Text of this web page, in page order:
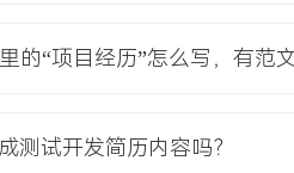
Requests技术栈，开发
与可视化报告生成工具，集成至
的“项目经历”怎么写，有范
测试开发简历内容吗？